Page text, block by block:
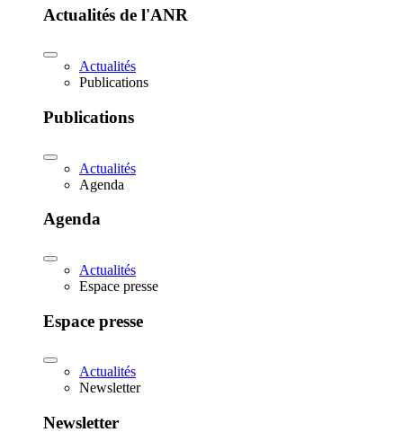
Actualités de l'ANR
Actualités
Publications
Publications
Actualités
Agenda
Agenda
Actualités
Espace presse
Espace presse
Actualités
Newsletter
Newsletter